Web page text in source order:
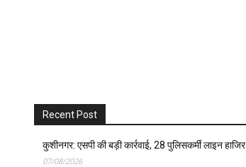
Recent Post
कुशीनगर: एसपी की बड़ी कार्रवाई, 28 पुलिसकर्मी लाइन हाजिर
07/08/2026